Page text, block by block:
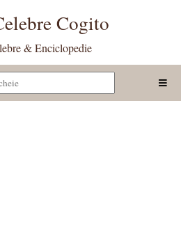
Cogito
& Enciclopedie